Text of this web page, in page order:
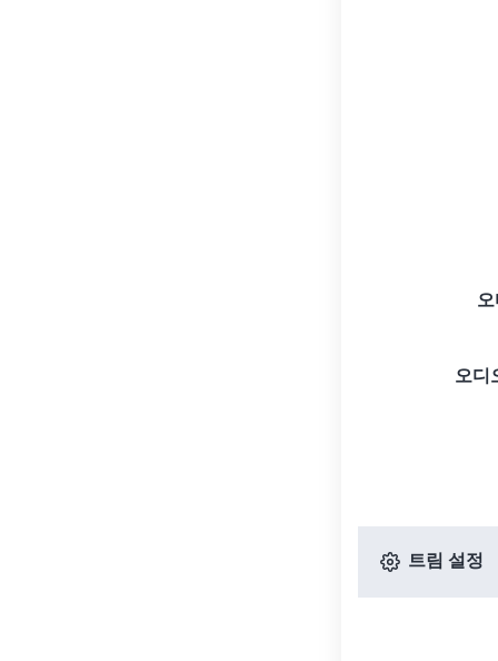
오디
트림 설정